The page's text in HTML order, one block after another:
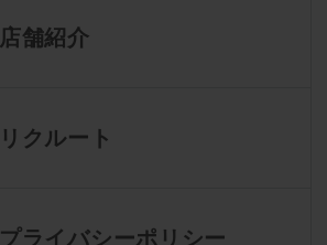
店舗紹介
リクルート
プライバシーポリシー